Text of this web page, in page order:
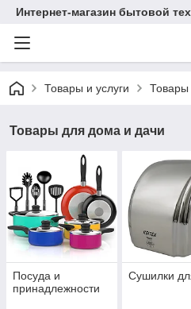
Интернет-магазин бытовой
Товары и услуги Товары
Товары для дома и дачи
Посуда и
принадлежности
Сушилки